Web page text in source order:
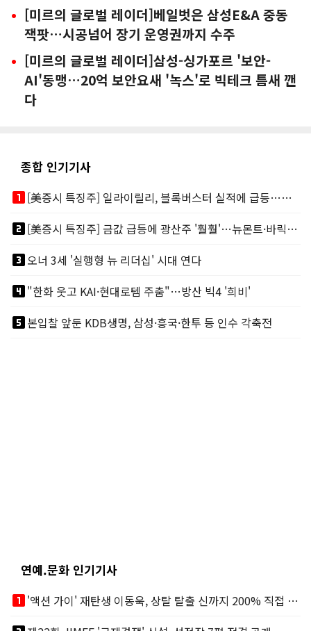
[미르의 글로벌 레이더]베일벗은 삼성E&A 중동
잭팟…시공넘어 장기 운영권까지 수주
[미르의 글로벌 레이더]삼성-싱가포르 '보안-
AI'동맹…20억 보안요새 '녹스'로 빅테크 틈새 깬
다
종합 인기기사
looks_one
[美증시 특징주] 일라이릴리, 블록버스터 실적에 급등…마운자로 매출 폭발
looks_two
[美증시 특징주] 금값 급등에 광산주 '훨훨'…뉴몬트·바릭마이닝 주도
looks_3오너 3세 '실행형 뉴 리더십' 시대 연다
looks_4"한화 웃고 KAI·현대로템 주춤"…방산 빅4 '희비'
looks_5본입찰 앞둔 KDB생명, 삼성·흥국·한투 등 인수 각축전
연예.문화 인기기사
looks_one
'액션 가이' 재탄생 이동욱, 상탈 탈출 신까지 200% 직접 소화